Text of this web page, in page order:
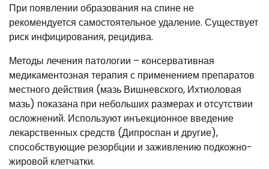
При появлении образования на спине не
рекомендуется самостоятельное удаление. Существует
риск инфицирования, рецидива.
Методы лечения патологии – консервативная
медикаментозная терапия с применением препаратов
местного действия (мазь Вишневского, Ихтиоловая
мазь) показана при небольших размерах и отсутствии
осложнений. Используют инъекционное введение
лекарственных средств (Дипроспан и другие),
способствующие резорбции и заживлению подкожно-
жировой клетчатки.